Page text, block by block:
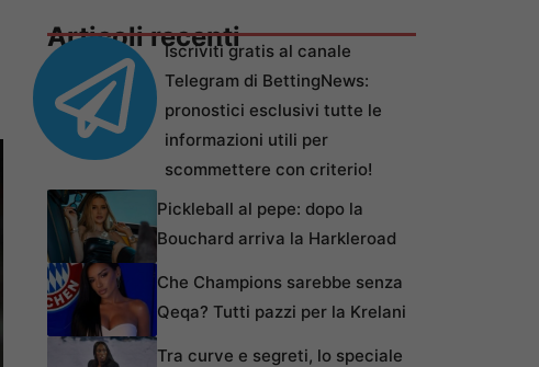
Articoli recentiIscriviti gratis al canale
Telegram di BettingNews:
pronostici esclusivi tutte le
informazioni utili per
scommettere con criterio!
Pickleball al pepe: dopo la
Bouchard arriva la Harkleroad
Che Champions sarebbe senza
Qeqa? Tutti pazzi per la Krelani
Tra curve e segreti, lo speciale